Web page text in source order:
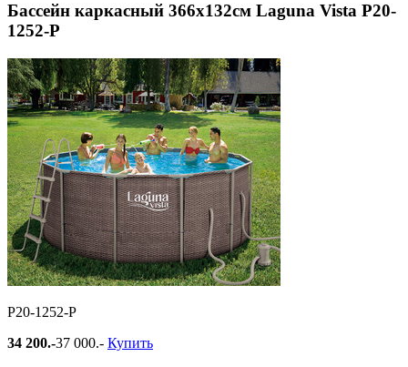
Бассейн каркасный 366х132см Laguna Vista Р20-
1252-Р
Р20-1252-Р
34 200.-37 000.- Купить